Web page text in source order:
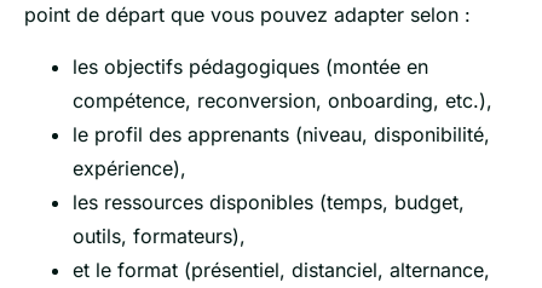
point de départ que vous pouvez adapter selon :
les objectifs pédagogiques (montée en
compétence, reconversion, onboarding, etc.),
le profil des apprenants (niveau, disponibilité,
expérience),
les ressources disponibles (temps, budget,
outils, formateurs),
et le format (présentiel, distanciel, alternance,